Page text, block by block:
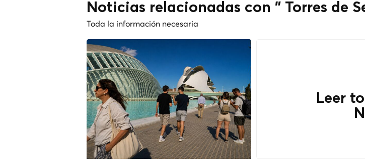
Noticias relacionadas con " Torres de
Toda la información necesaria
Leer